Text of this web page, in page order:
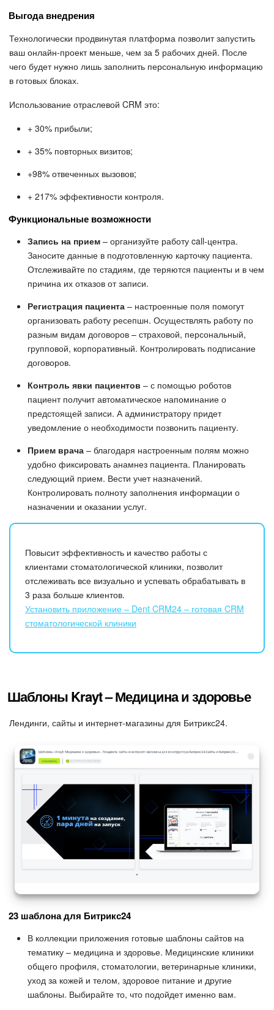
Выгода внедрения
Технологически продвинутая платформа позволит запустить
ваш онлайн-проект меньше, чем за 5 рабочих дней. После
чего будет нужно лишь заполнить персональную информацию
в готовых блоках.
Использование отраслевой CRM это:
+ 30% прибыли;
+ 35% повторных визитов;
+98% отвеченных вызовов;
+ 217% эффективности контроля.
Функциональные возможности
Запись на прием – организуйте работу call-центра.
Заносите данные в подготовленную карточку пациента.
Отслеживайте по стадиям, где теряются пациенты и в чем
причина их отказов от записи.
Регистрация пациента – настроенные поля помогут
организовать работу ресепшн. Осуществлять работу по
разным видам договоров – страховой, персональный,
групповой, корпоративный. Контролировать подписание
договоров.
Контроль явки пациентов – с помощью роботов
пациент получит автоматическое напоминание о
предстоящей записи. А администратору придет
уведомление о необходимости позвонить пациенту.
Прием врача – благодаря настроенным полям можно
удобно фиксировать анамнез пациента. Планировать
следующий прием. Вести учет назначений.
Контролировать полноту заполнения информации о
назначении и оказании услуг.
Повысит эффективность и качество работы с
клиентами стоматологической клиники, позволит
отслеживать все визуально и успевать обрабатывать в
3 раза больше клиентов.
Установить приложение – Dent CRM24 – готовая CRM
стоматологической клиники
Шаблоны Krayt – Медицина и здоровье
Лендинги, сайты и интернет-магазины для Битрикс24.
23 шаблона для Битрикс24
В коллекции приложения готовые шаблоны сайтов на
тематику – медицина и здоровье. Медицинские клиники
общего профиля, стоматологии, ветеринарные клиники,
уход за кожей и телом, здоровое питание и другие
шаблоны. Выбирайте то, что подойдет именно вам.